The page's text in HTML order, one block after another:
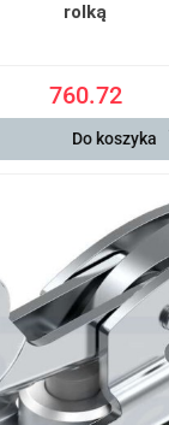
rolką
760.72
Do koszyka